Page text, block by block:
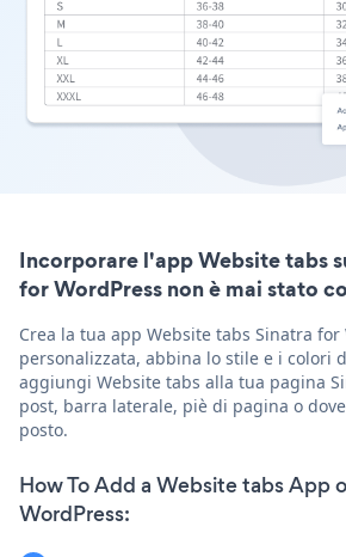
Incorporare l'app Website tabs
for WordPress non è mai stato
Crea la tua app Website tabs Sinatra for
personalizzata, abbina lo stile e i colori
aggiungi Website tabs alla tua pagina
post, barra laterale, piè di pagina o
posto.
How To Add a Website tabs App
WordPress: